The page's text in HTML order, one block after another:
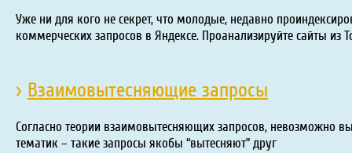
Уже ни для кого не секрет, что молодые, недавно
коммерческих запросов в Яндексе. Проанализируйте сайты из
› Взаимовытесняющие запросы
Согласно теории взаимовытесняющих запросов, невозможно
тематик – такие запросы якобы “вытесняют” друг